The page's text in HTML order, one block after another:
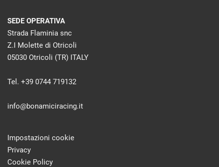
SEDE OPERATIVA
Strada Flaminia snc
Z.I Molette di Otricoli
05030 Otricoli (TR) ITALY
Tel. +39 0744 719132
info@bonamiciracing.it
Impostazioni cookie
Privacy
Cookie Policy